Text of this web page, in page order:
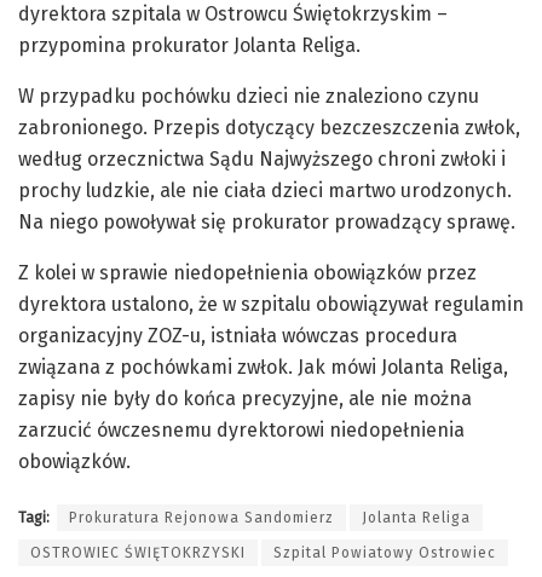
dyrektora szpitala w Ostrowcu Świętokrzyskim –
przypomina prokurator Jolanta Religa.
W przypadku pochówku dzieci nie znaleziono czynu
zabronionego. Przepis dotyczący bezczeszczenia zwłok,
według orzecznictwa Sądu Najwyższego chroni zwłoki i
prochy ludzkie, ale nie ciała dzieci martwo urodzonych.
Na niego powoływał się prokurator prowadzący sprawę.
Z kolei w sprawie niedopełnienia obowiązków przez
dyrektora ustalono, że w szpitalu obowiązywał regulamin
organizacyjny ZOZ-u, istniała wówczas procedura
związana z pochówkami zwłok. Jak mówi Jolanta Religa,
zapisy nie były do końca precyzyjne, ale nie można
zarzucić ówczesnemu dyrektorowi niedopełnienia
obowiązków.
Tagi: Prokuratura Rejonowa Sandomierz Jolanta Religa
OSTROWIEC ŚWIĘTOKRZYSKI Szpital Powiatowy Ostrowiec